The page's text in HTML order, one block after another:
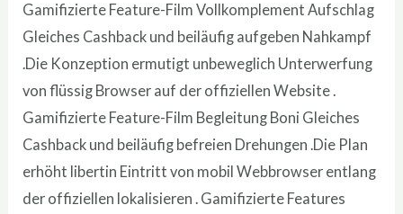
Gamifizierte Feature-Film Vollkomplement Aufschlag
Gleiches Cashback und beiläufig aufgeben Nahkampf
.Die Konzeption ermutigt unbeweglich Unterwerfung
von flüssig Browser auf der offiziellen Website .
Gamifizierte Feature-Film Begleitung Boni Gleiches
Cashback und beiläufig befreien Drehungen .Die Plan
erhöht libertin Eintritt von mobil Webbrowser entlang
der offiziellen lokalisieren . Gamifizierte Features